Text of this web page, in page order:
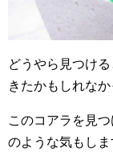
どうやら見つける
きたかもしれなか
このコアラを見
のような気もしま